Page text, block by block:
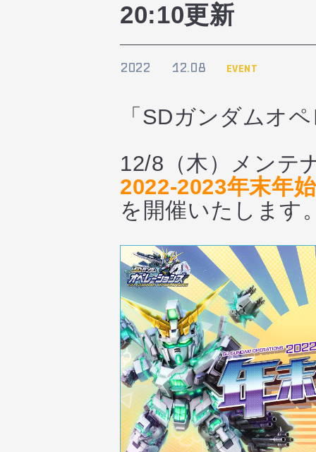
20:10更新
2022 12.08 EVENT
「SDガンダムオ
12/8（木）メンテ
2022-2023年末年
を開催いたします